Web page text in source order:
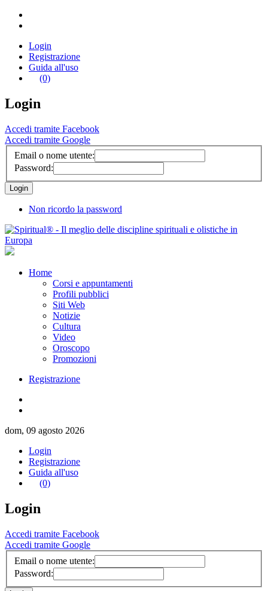
Login
Registrazione
Guida all'uso
(0)
Login
Accedi tramite Facebook
Accedi tramite Google
Email o nome utente:
Password:
Non ricordo la password
Home
Corsi e appuntamenti
Profili pubblici
Siti Web
Notizie
Cultura
Video
Oroscopo
Promozioni
Registrazione
dom, 09 agosto 2026
Login
Registrazione
Guida all'uso
(0)
Login
Accedi tramite Facebook
Accedi tramite Google
Email o nome utente:
Password: